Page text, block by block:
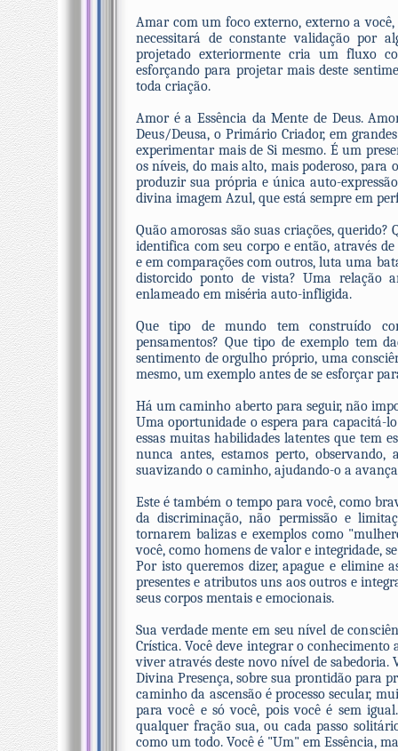
Amar com um foco externo, externo a
necessitará de constante validação por
projetado exteriormente cria um fluxo
esforçando para projetar mais deste
toda criação.
Amor é a Essência da Mente de Deus.
Deus/Deusa, o Primário Criador, em
experimentar mais de Si mesmo. É um
os níveis, do mais alto, mais poderoso,
produzir sua própria e única auto-
divina imagem Azul, que está sempre em
Quão amorosas são suas criações,
identifica com seu corpo e então, através
e em comparações com outros, luta uma
distorcido ponto de vista? Uma relação
enlameado em miséria auto-infligida.
Que tipo de mundo tem construído
pensamentos? Que tipo de exemplo tem
sentimento de orgulho próprio, uma
mesmo, um exemplo antes de se esforçar
Há um caminho aberto para seguir, não
Uma oportunidade o espera para capacitá-
essas muitas habilidades latentes que tem
nunca antes, estamos perto,
suavizando o caminho, ajudando-o a
Este é também o tempo para você, como
da discriminação, não permissão e
tornarem balizas e exemplos como
você, como homens de valor e integridade,
Por isto queremos dizer, apague e elimine
presentes e atributos uns aos outros e
seus corpos mentais e emocionais.
Sua verdade mente em seu nível de
Crística. Você deve integrar o
viver através deste novo nível de sabedoria.
Divina Presença, sobre sua prontidão para
caminho da ascensão é processo secular,
para você e só você, pois você é sem
qualquer fração sua, ou cada passo
como um todo. Você é "Um" em Essência,